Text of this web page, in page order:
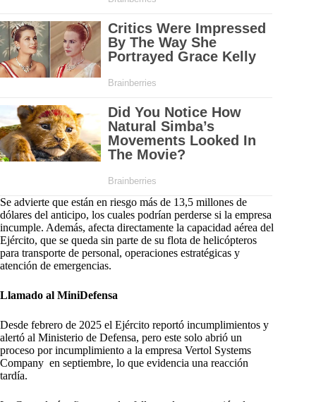
Se advierte que están en riesgo más de 13,5 millones de
dólares del anticipo, los cuales podrían perderse si la empresa
incumple. Además, afecta directamente la capacidad aérea del
Ejército, que se queda sin parte de su flota de helicópteros
para transporte de personal, operaciones estratégicas y
atención de emergencias.
Llamado al MiniDefensa
Desde febrero de 2025 el Ejército reportó incumplimientos y
alertó al Ministerio de Defensa, pero este solo abrió un
proceso por incumplimiento a la empresa Vertol Systems
Company en septiembre, lo que evidencia una reacción
tardía.